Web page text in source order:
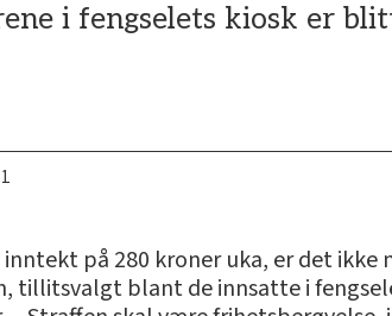
i fengselets kiosk er
på 280 kroner uka, er det
tillitsvalgt blant de innsatte i